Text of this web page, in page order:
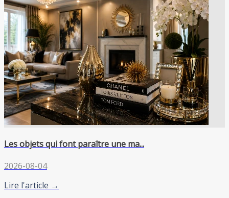
Les objets qui font paraître une ma...
2026-08-04
Lire l'article →